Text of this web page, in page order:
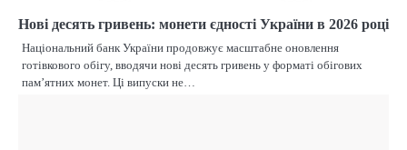
Нові десять гривень: монети єдності України в 2026 році
Національний банк України продовжує масштабне оновлення
готівкового обігу, вводячи нові десять гривень у форматі обігових
пам’ятних монет. Ці випуски не…